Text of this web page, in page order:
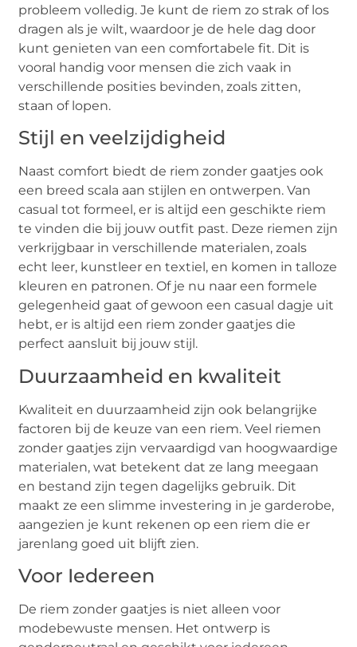
probleem volledig. Je kunt de riem zo strak of los
dragen als je wilt, waardoor je de hele dag door
kunt genieten van een comfortabele fit. Dit is
vooral handig voor mensen die zich vaak in
verschillende posities bevinden, zoals zitten,
staan of lopen.
Stijl en veelzijdigheid
Naast comfort biedt de riem zonder gaatjes ook
een breed scala aan stijlen en ontwerpen. Van
casual tot formeel, er is altijd een geschikte riem
te vinden die bij jouw outfit past. Deze riemen zijn
verkrijgbaar in verschillende materialen, zoals
echt leer, kunstleer en textiel, en komen in talloze
kleuren en patronen. Of je nu naar een formele
gelegenheid gaat of gewoon een casual dagje uit
hebt, er is altijd een riem zonder gaatjes die
perfect aansluit bij jouw stijl.
Duurzaamheid en kwaliteit
Kwaliteit en duurzaamheid zijn ook belangrijke
factoren bij de keuze van een riem. Veel riemen
zonder gaatjes zijn vervaardigd van hoogwaardige
materialen, wat betekent dat ze lang meegaan
en bestand zijn tegen dagelijks gebruik. Dit
maakt ze een slimme investering in je garderobe,
aangezien je kunt rekenen op een riem die er
jarenlang goed uit blijft zien.
Voor Iedereen
De riem zonder gaatjes is niet alleen voor
modebewuste mensen. Het ontwerp is